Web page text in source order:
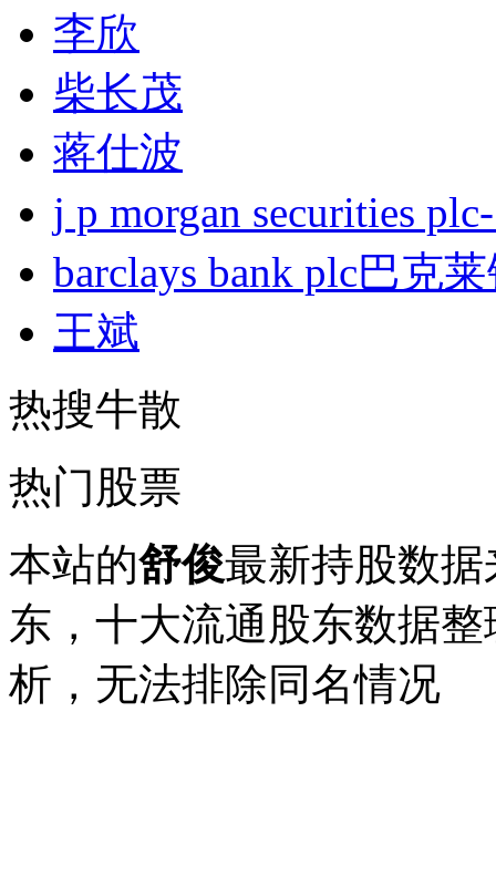
李欣
柴长茂
蒋仕波
j p morgan securities
barclays bank plc巴克
王斌
热搜牛散
热门股票
本站的舒俊最新持股数
东，十大流通股东数据
析，无法排除同名情况